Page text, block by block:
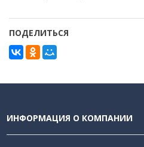
ПОДЕЛИТЬСЯ
ИНФОРМАЦИЯ О КОМПАНИИ